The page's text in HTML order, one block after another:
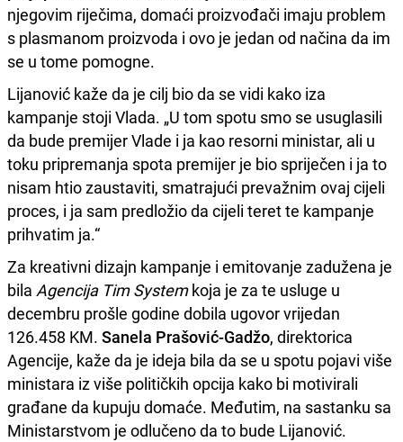
njegovim riječima, domaći proizvođači imaju problem
s plasmanom proizvoda i ovo je jedan od načina da im
se u tome pomogne.
Lijanović kaže da je cilj bio da se vidi kako iza
kampanje stoji Vlada. „U tom spotu smo se usuglasili
da bude premijer Vlade i ja kao resorni ministar, ali u
toku pripremanja spota premijer je bio spriječen i ja to
nisam htio zaustaviti, smatrajući prevažnim ovaj cijeli
proces, i ja sam predložio da cijeli teret te kampanje
prihvatim ja.“
Za kreativni dizajn kampanje i emitovanje zadužena je
bila Agencija Tim Systemkoja je za te usluge u
decembru prošle godine dobila ugovor vrijedan
126.458 KM. Sanela Prašović-Gadžo, direktorica
Agencije, kaže da je ideja bila da se u spotu pojavi više
ministara iz više političkih opcija kako bi motivirali
građane da kupuju domaće. Međutim, na sastanku sa
Ministarstvom je odlučeno da to bude Lijanović.